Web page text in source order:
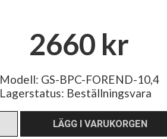
2660 kr
Modell: GS-BPC-FOREND-10,4
Lagerstatus: Beställningsvara